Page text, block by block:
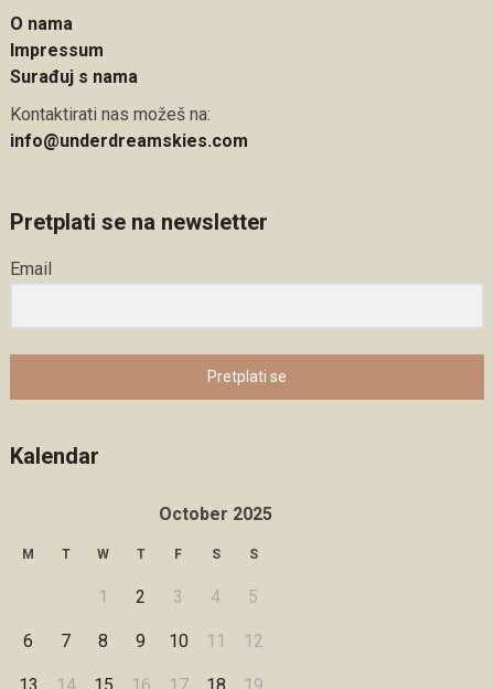
O nama
Impressum
Surađuj s nama
Kontaktirati nas možeš na:
info@underdreamskies.com
Pretplati se na newsletter
Email
Pretplati se
Kalendar
October 2025
M T W T F S S
1 2 3 4 5
6 7 8 9 10 11 12